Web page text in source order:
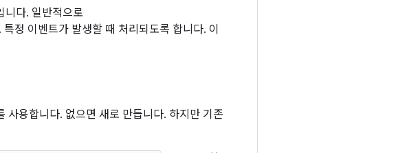
니다. 일반적으로
정 이벤트가 발생할 때 처리되도록 합니다. 이
사용합니다. 없으면 새로 만듭니다. 하지만 기존